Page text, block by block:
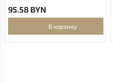
95.58 BYN
В корзину